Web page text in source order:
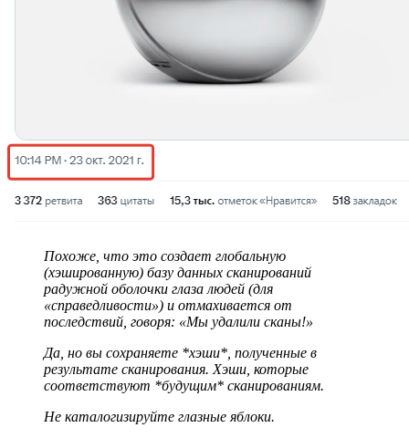
Похоже, что это создает глобальную
(хэшированную) базу данных сканирований
радужной оболочки глаза людей (для
«справедливости») и отмахивается от
последствий, говоря: «Мы удалили сканы!»
Да, но вы сохраняете *хэши*, полученные в
результате сканирования. Хэши, которые
соответствуют *будущим* сканированиям.
Не каталогизируйте глазные яблоки.